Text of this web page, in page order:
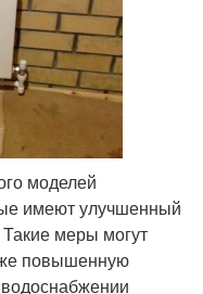
моделей
имеют улучшенный
меры могут
повышенную